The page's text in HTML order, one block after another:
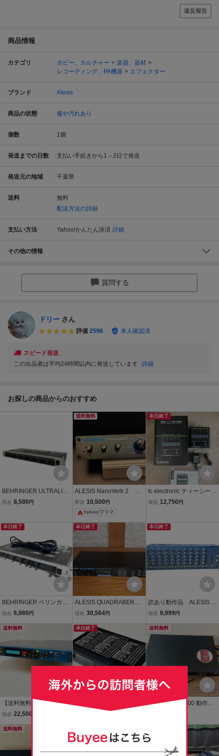
違反報告
商品情報
カテゴリ ホビー、カルチャー
楽器、器材
レコーディング、PA機器
エフェクター
ブランド Alesis
商品の状態 傷や汚れあり
個数 1個
発送までの日数 支払い手続きから1～2日で発送
発送元の地域 千葉県
送料
無料
配送方法の詳細
支払い方法 Yahoo!かんたん決済 詳細
その他の情報
質問する
ドリー さん
評価 2596 本人確認済
スピード発送
この出品者は平均24時間以内に発送しています
詳細
お探しの商品からのおすすめ
BEHRINGER ULTRALINK
PRO MX882 8ch ライン
機材 中古 T11515166
現在 8,580 円
送料無料
ALESIS NanoVerb 2 エ
フェクター
即決 10,500 円
Yahoo!フリマ
本日終了
tc electronic ティーシーエ
レクトロニック NR-1 NO
現在 12,750 円
本日終了
BEHRINGER ベリンガー
MDX-1000 2ch compress
limiter リミッター 1U AU
ブル付き 即有り
現在 6,980 円
本日終了
ALESIS QUADRABERB
マルチエフェクター
現在 30,564円
本日終了
訳あり動作品 ALESIS M
ultiMix 12R
現在 9,999 円
送料無料
【送料無料】YAMAHA SP
X2000 マルチエフェクタ
認済 / 電源ケーブル付属 /
現在 22,500
本日終了
A R100 INPUTにガリが発
送料無料
KORG DRV-1000 動作確
送料無料